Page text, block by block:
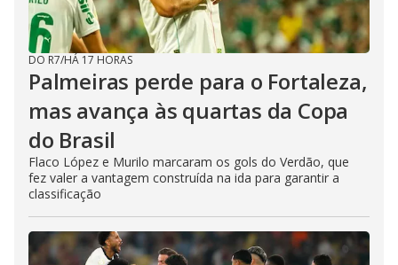
DO R7/HÁ 17 HORAS
Palmeiras perde para o Fortaleza,
mas avança às quartas da Copa
do Brasil
Flaco López e Murilo marcaram os gols do Verdão, que
fez valer a vantagem construída na ida para garantir a
classificação